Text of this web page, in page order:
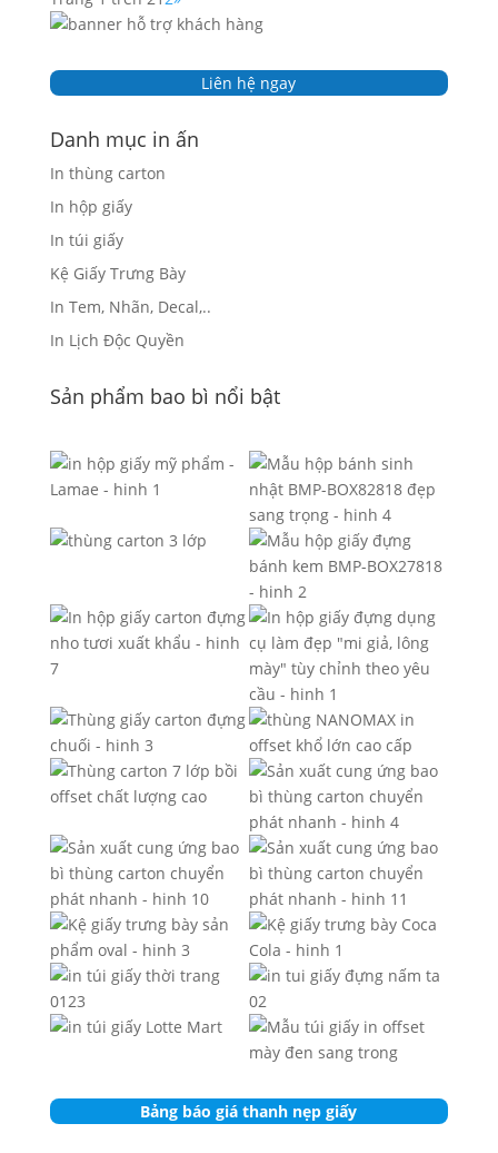
Liên hệ ngay
Danh mục in ấn
In thùng carton
In hộp giấy
In túi giấy
Kệ Giấy Trưng Bày
In Tem, Nhãn, Decal,..
In Lịch Độc Quyền
Sản phẩm bao bì nổi bật
Bảng báo giá thanh nẹp giấy